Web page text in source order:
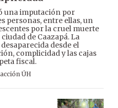
una imputación por
personas, entre ellas, un
por la cruel muerte
de Caazapá. La
desde el
complicidad y las cajas
fiscal.
ÚH